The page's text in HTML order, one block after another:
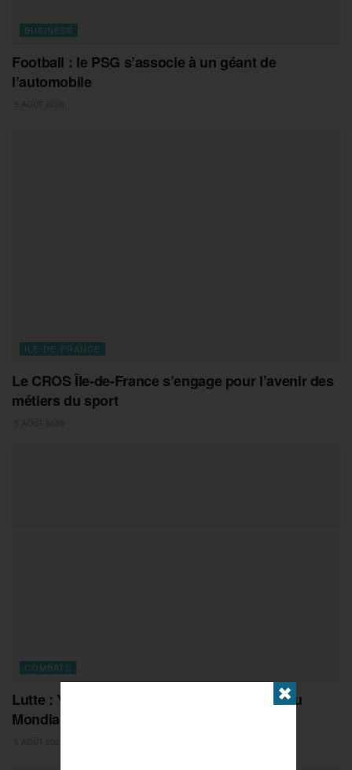
BUSINESS
Football : le PSG s’associe à un géant de
l’automobile
ILE-DE-FRANCE
Le CROS Île-de-France s’engage pour l’avenir des
métiers du sport
COMBATS
Lutte : Yonis Laadili, d’une grave blessure au
Mondial U20
✖